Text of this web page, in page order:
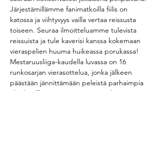
Järjestämillämme fanimatkoilla fiilis on
katossa ja viihtyvyys vailla vertaa reissusta
toiseen. Seuraa ilmoitteluamme tulevista
reissuista ja tule kaverisi kanssa kokemaan
vieraspelien huuma huikeassa porukassa!
Mestaruusliiga-kaudella luvassa on 16
runkosarjan vierasottelua, jonka jälkeen
päästään jännittämään peleistä parhaimpia
eli playoffeja. Nopeatempoinen laji on